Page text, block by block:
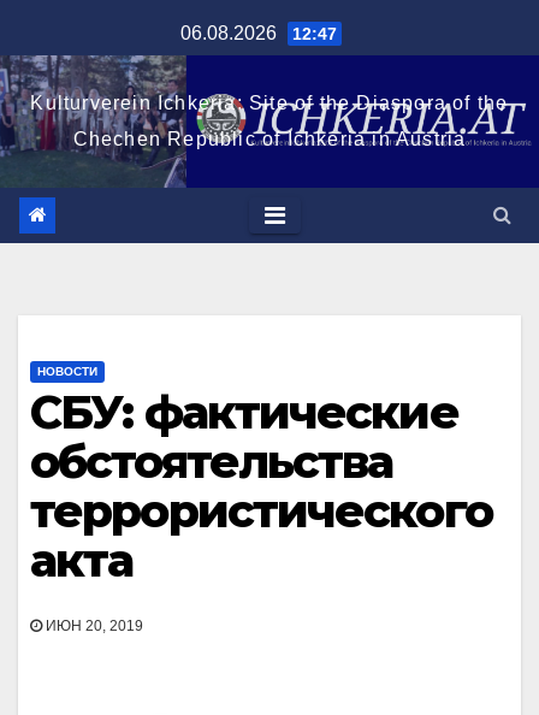
к
содержимому
06.08.2026 12:47
Kulturverein Ichkeria: Site of the Diaspora of the
Chechen Republic of Ichkeria in Austria
НОВОСТИ
СБУ: фактические
обстоятельства
террористического
акта
ИЮН 20, 2019